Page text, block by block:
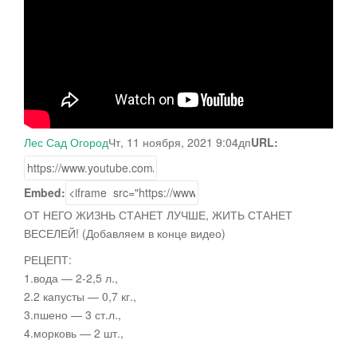
Лес Сад ОгородЧт, 11 ноября, 2021 9:04дпURL:
Embed:
ОТ НЕГО ЖИЗНЬ СТАНЕТ ЛУЧШЕ, ЖИТЬ СТАНЕТ
ВЕСЕЛЕЙ! (Добавляем в конце видео)
РЕЦЕПТ:
1.вода — 2-2,5 л.,
2.2 капусты — 0,7 кг.,
3.пшено — 3 ст.л.,
4.морковь — 2 шт.,